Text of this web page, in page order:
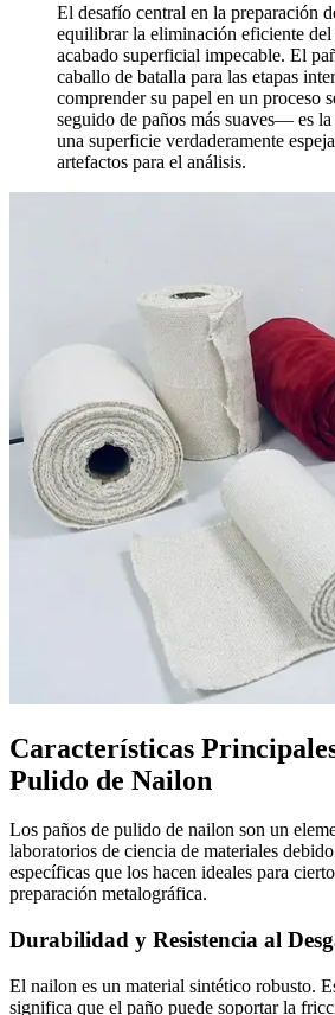
El desafío central en la preparación
equilibrar la eliminación eficiente
acabado superficial impecable. El
caballo de batalla para las etapas
comprender su papel en un proceso
seguido de paños más suaves— es
una superficie verdaderamente
artefactos para el análisis.
Características
Pulido de Nailon
Los paños de pulido de nailon son un
laboratorios de ciencia de materiales
específicas que los hacen ideales para
preparación metalográfica.
Durabilidad y Resistencia al
El nailon es un material sintético robusto.
significa que el paño puede soportar la